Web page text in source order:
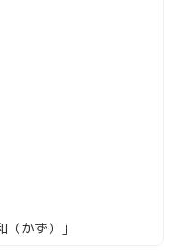
かず）」